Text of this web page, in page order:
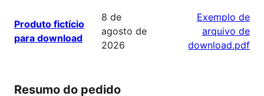
Produto fictício
para download
8 de
agosto de
2026
Exemplo de
arquivo de
download.pdf
Resumo do pedido